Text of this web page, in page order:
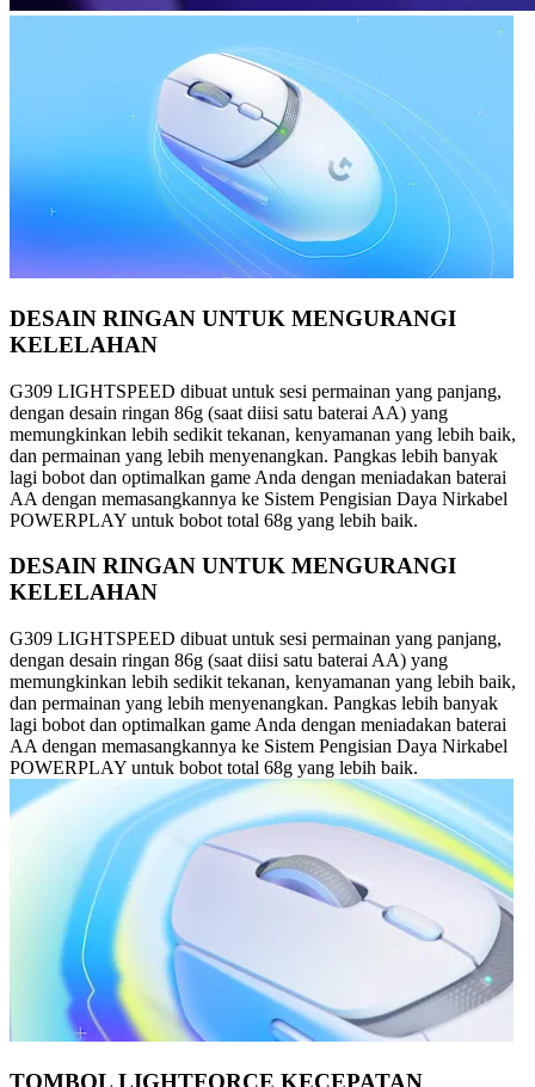
DESAIN RINGAN UNTUK MENGURANGI
KELELAHAN
G309 LIGHTSPEED dibuat untuk sesi permainan yang panjang,
dengan desain ringan 86g (saat diisi satu baterai AA) yang
memungkinkan lebih sedikit tekanan, kenyamanan yang lebih baik,
dan permainan yang lebih menyenangkan. Pangkas lebih banyak
lagi bobot dan optimalkan game Anda dengan meniadakan baterai
AA dengan memasangkannya ke Sistem Pengisian Daya Nirkabel
POWERPLAY untuk bobot total 68g yang lebih baik.
DESAIN RINGAN UNTUK MENGURANGI
KELELAHAN
G309 LIGHTSPEED dibuat untuk sesi permainan yang panjang,
dengan desain ringan 86g (saat diisi satu baterai AA) yang
memungkinkan lebih sedikit tekanan, kenyamanan yang lebih baik,
dan permainan yang lebih menyenangkan. Pangkas lebih banyak
lagi bobot dan optimalkan game Anda dengan meniadakan baterai
AA dengan memasangkannya ke Sistem Pengisian Daya Nirkabel
POWERPLAY untuk bobot total 68g yang lebih baik.
TOMBOL LIGHTFORCE KECEPATAN